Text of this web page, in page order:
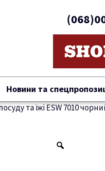
Новини та
та їжі ESW 7010